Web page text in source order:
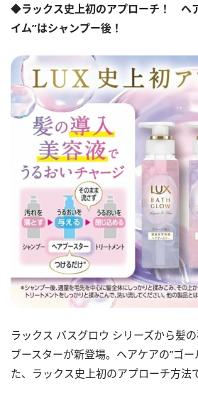
◆ラックス史上初のアプローチ！ ヘ
イム”はシャンプー後！
ラックス バスグロウ シリーズから髪
ブースターが新登場。ヘアケアの”ゴ
た、ラックス史上初のアプローチ方法